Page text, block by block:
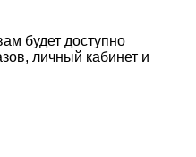
будет доступно
личный кабинет и